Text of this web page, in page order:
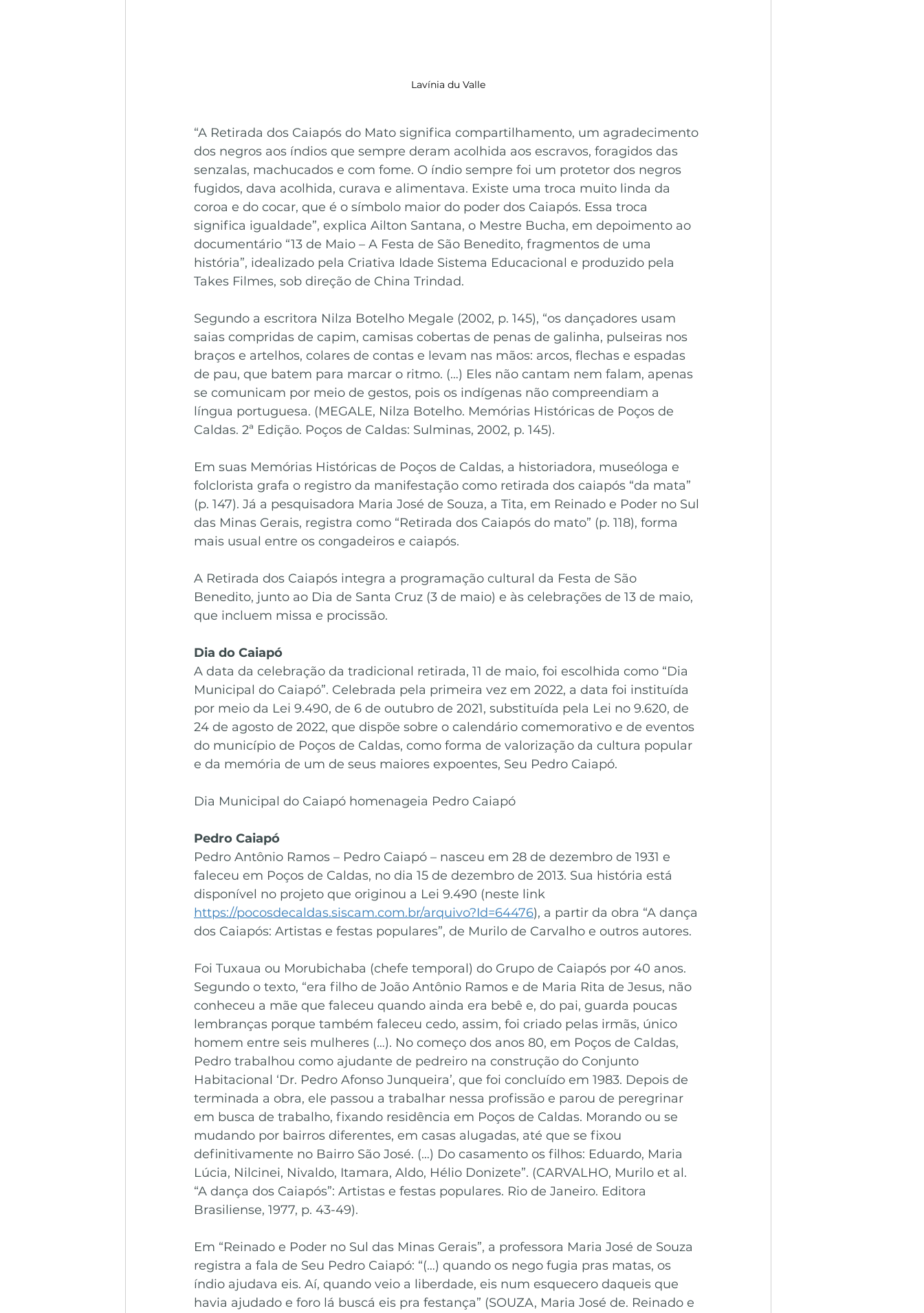
Lavínia du Valle
“A Retirada dos Caiapós do Mato significa compartilhamento, um agradecimento
dos negros aos índios que sempre deram acolhida aos escravos, foragidos das
senzalas, machucados e com fome. O índio sempre foi um protetor dos negros
fugidos, dava acolhida, curava e alimentava. Existe uma troca muito linda da
coroa e do cocar, que é o símbolo maior do poder dos Caiapós. Essa troca
significa igualdade”, explica Ailton Santana, o Mestre Bucha, em depoimento ao
documentário “13 de Maio – A Festa de São Benedito, fragmentos de uma
história”, idealizado pela Criativa Idade Sistema Educacional e produzido pela
Takes Filmes, sob direção de China Trindad.
Segundo a escritora Nilza Botelho Megale (2002, p. 145), “os dançadores usam
saias compridas de capim, camisas cobertas de penas de galinha, pulseiras nos
braços e artelhos, colares de contas e levam nas mãos: arcos, flechas e espadas
de pau, que batem para marcar o ritmo. (…) Eles não cantam nem falam, apenas
se comunicam por meio de gestos, pois os indígenas não compreendiam a
língua portuguesa. (MEGALE, Nilza Botelho. Memórias Históricas de Poços de
Caldas. 2ª Edição. Poços de Caldas: Sulminas, 2002, p. 145).
Em suas Memórias Históricas de Poços de Caldas, a historiadora, museóloga e
folclorista grafa o registro da manifestação como retirada dos caiapós “da mata”
(p. 147). Já a pesquisadora Maria José de Souza, a Tita, em Reinado e Poder no Sul
das Minas Gerais, registra como “Retirada dos Caiapós do mato” (p. 118), forma
mais usual entre os congadeiros e caiapós.
A Retirada dos Caiapós integra a programação cultural da Festa de São
Benedito, junto ao Dia de Santa Cruz (3 de maio) e às celebrações de 13 de maio,
que incluem missa e procissão.
Dia do Caiapó
A data da celebração da tradicional retirada, 11 de maio, foi escolhida como “Dia
Municipal do Caiapó”. Celebrada pela primeira vez em 2022, a data foi instituída
por meio da Lei 9.490, de 6 de outubro de 2021, substituída pela Lei no 9.620, de
24 de agosto de 2022, que dispõe sobre o calendário comemorativo e de eventos
do município de Poços de Caldas, como forma de valorização da cultura popular
e da memória de um de seus maiores expoentes, Seu Pedro Caiapó.
Dia Municipal do Caiapó homenageia Pedro Caiapó
Pedro Caiapó
Pedro Antônio Ramos – Pedro Caiapó – nasceu em 28 de dezembro de 1931 e
faleceu em Poços de Caldas, no dia 15 de dezembro de 2013. Sua história está
disponível no projeto que originou a Lei 9.490 (neste link
https://pocosdecaldas.siscam.com.br/arquivo?Id=64476), a partir da obra “A dança
dos Caiapós: Artistas e festas populares”, de Murilo de Carvalho e outros autores.
Foi Tuxaua ou Morubichaba (chefe temporal) do Grupo de Caiapós por 40 anos.
Segundo o texto, “era filho de João Antônio Ramos e de Maria Rita de Jesus, não
conheceu a mãe que faleceu quando ainda era bebê e, do pai, guarda poucas
lembranças porque também faleceu cedo, assim, foi criado pelas irmãs, único
homem entre seis mulheres (…). No começo dos anos 80, em Poços de Caldas,
Pedro trabalhou como ajudante de pedreiro na construção do Conjunto
Habitacional ‘Dr. Pedro Afonso Junqueira’, que foi concluído em 1983. Depois de
terminada a obra, ele passou a trabalhar nessa profissão e parou de peregrinar
em busca de trabalho, fixando residência em Poços de Caldas. Morando ou se
mudando por bairros diferentes, em casas alugadas, até que se fixou
definitivamente no Bairro São José. (…) Do casamento os filhos: Eduardo, Maria
Lúcia, Nilcinei, Nivaldo, Itamara, Aldo, Hélio Donizete”. (CARVALHO, Murilo et al.
“A dança dos Caiapós”: Artistas e festas populares. Rio de Janeiro. Editora
Brasiliense, 1977, p. 43-49).
Em “Reinado e Poder no Sul das Minas Gerais”, a professora Maria José de Souza
registra a fala de Seu Pedro Caiapó: “(…) quando os nego fugia pras matas, os
índio ajudava eis. Aí, quando veio a liberdade, eis num esquecero daqueis que
havia ajudado e foro lá buscá eis pra festança” (SOUZA, Maria José de. Reinado e